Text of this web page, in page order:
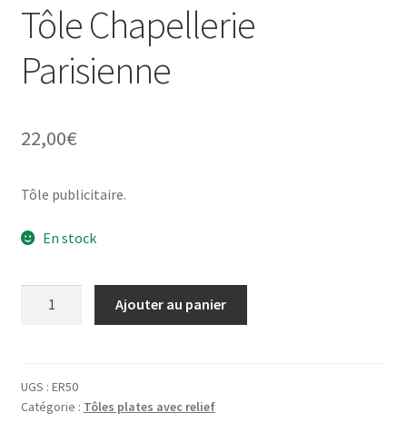
Tôle Chapellerie
Parisienne
22,00€
Tôle publicitaire.
En stock
Parisienne
Ajouter au panier
UGS : ER50
Catégorie : Tôles plates avec relief